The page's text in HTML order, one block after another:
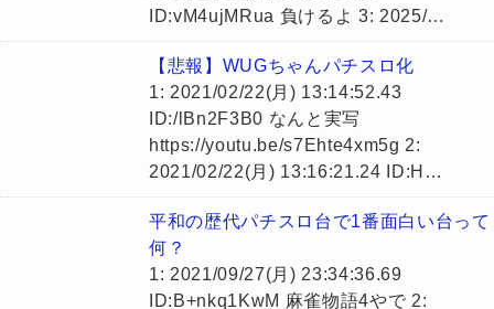
ID:vM4ujMRua 負けるよ 3: 2025/…
【悲報】WUGちゃんパチスロ化
1: 2021/02/22(月) 13:14:52.43
ID:/lBn2F3B0 なんと実写
https://youtu.be/s7Ehte4xm5g 2:
2021/02/22(月) 13:16:21.24 ID:H…
平和の歴代パチスロ台で1番面白い台って
何？
1: 2021/09/27(月) 23:34:36.69
ID:B+nkq1KwM 麻雀物語4やで 2: